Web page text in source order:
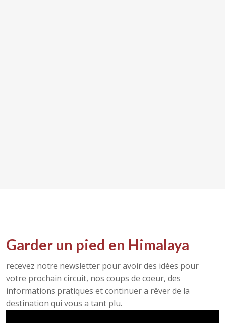
Garder un pied en Himalaya
recevez notre newsletter pour avoir des idées pour
votre prochain circuit, nos coups de coeur, des
informations pratiques et continuer a rêver de la
destination qui vous a tant plu.